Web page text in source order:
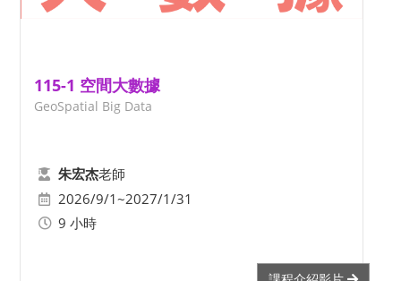
115-1 空間大數據
GeoSpatial Big Data
朱宏杰老師
2026/9/1~2027/1/31
9 小時